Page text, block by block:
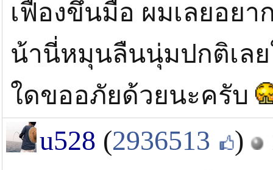
เฟืองขึ้นมือ ผมเลยอย
น้านี่หมุนลืนนุ่มปกติเล
ใดขออภัยด้วยนะครับ
u528 (2936513 )